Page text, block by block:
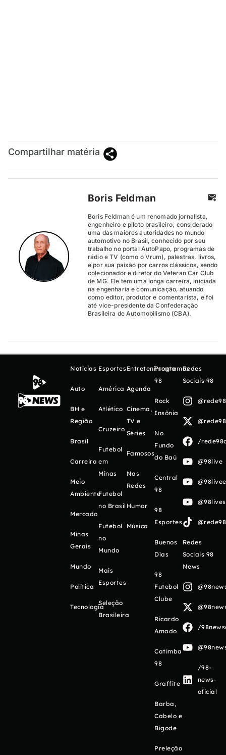
Compartilhar matéria
Boris Feldman
Boris Feldman é um renomado jornalista,
engenheiro e piloto brasileiro, considerado
uma das maiores autoridades no mundo
automotivo no Brasil, conhecido por seu
trabalho no portal AutoPapo, programas de
rádio e TV (como o Vrum), palestras, livros,
e por sua paixão por carros clássicos, sendo
colecionador e diretor do Veteran Car Club
de MG. Ele tem uma longa carreira, iniciada
na engenharia e comunicação, atuando
como editor, produtor e comentarista, e foi
até vice-presidente da Confederação
Brasileira de Automobilismo (CBA).
Notícias
Auto
BH e
Região
Brasil
Carreira
Meio
Ambiente
Mercado
Minas
Gerais
Mundo
Política
Tecnologia
Esportes
América
Atlético
Cruzeiro
Futebol
em
Minas
Futebol
no Brasil
Futebol
no
Mundo
Mais
Esportes
Seleção
Brasileira
Entretenimento
Agenda
Cinema,
TV e
Séries
Famosos
Nas
Redes
Humor
Música
Programas
98
Rock
Insônia
No
Fundo
do Baú
Central
98
98
Esportes
Buenos
Días
98
Futebol
Clube
Ricardo
Amado
Catimba
98
Graffite
Barba,
Cabelo e
Bigode
Preleção
Redes
Sociais 98
/
@98live
Redes
Sociais 98
News
/
/98-
news-
oficial